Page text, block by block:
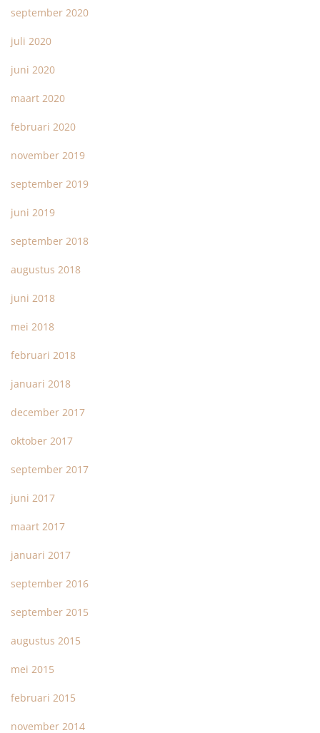
september 2020
juli 2020
juni 2020
maart 2020
februari 2020
november 2019
september 2019
juni 2019
september 2018
augustus 2018
juni 2018
mei 2018
februari 2018
januari 2018
december 2017
oktober 2017
september 2017
juni 2017
maart 2017
januari 2017
september 2016
september 2015
augustus 2015
mei 2015
februari 2015
november 2014